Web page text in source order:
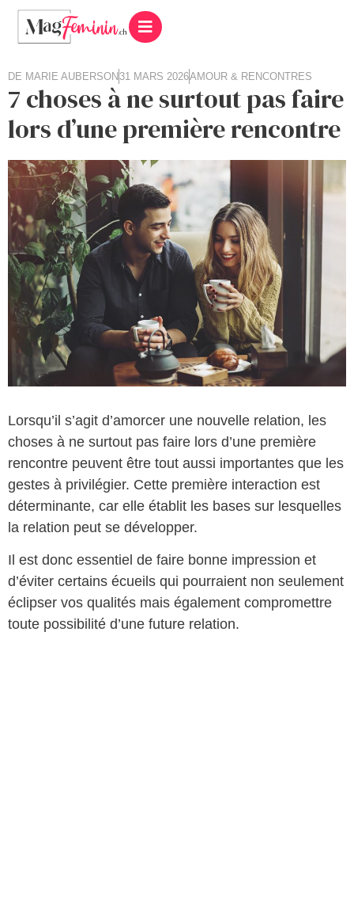
DE MARIE AUBERSON 31 MARS 2026AMOUR & RENCONTRES
7 choses à ne surtout pas faire
lors d’une première rencontre
Lorsqu’il s’agit d’amorcer une nouvelle relation, les
choses à ne surtout pas faire lors d’une première
rencontre peuvent être tout aussi importantes que les
gestes à privilégier. Cette première interaction est
déterminante, car elle établit les bases sur lesquelles
la relation peut se développer.
Il est donc essentiel de faire bonne impression et
d’éviter certains écueils qui pourraient non seulement
éclipser vos qualités mais également compromettre
toute possibilité d’une future relation.